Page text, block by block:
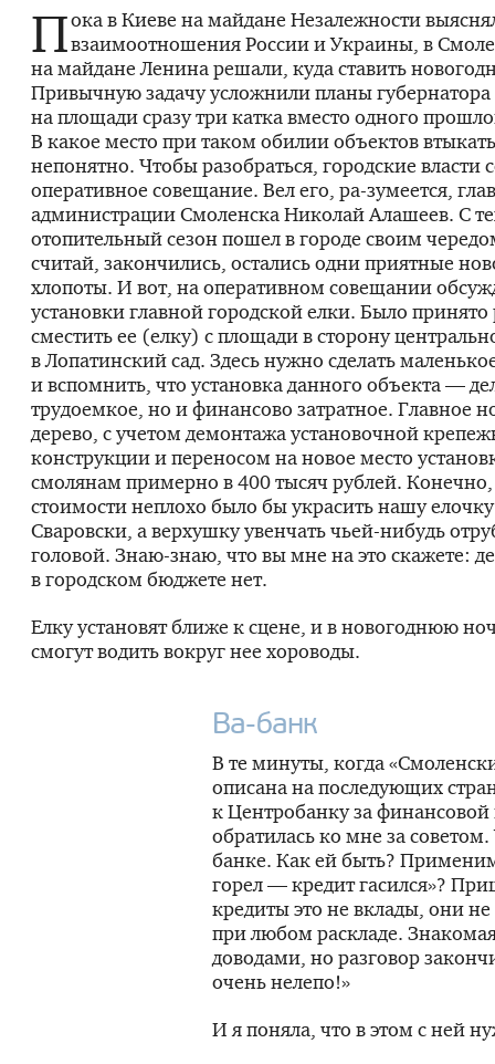
Пока в Киеве на майдане Незалежности
взаимоотношения России и Украины, в
на майдане Ленина решали, куда ставить
Привычную задачу усложнили планы губернатора
на площади сразу три катка вместо одного
В какое место при таком обилии объектов
непонятно. Чтобы разобраться, городские власти
оперативное совещание. Вел его, ра-зумеется ,
администрации Смоленска Николай Алашеев. С
отопительный сезон пошел в городе своим
считай, закончились, остались одни приятные
хлопоты. И вот, на оперативном совещании
установки главной городской елки. Было
сместить ее (елку) с площади в сторону
в Лопатинский сад. Здесь нужно сделать
и вспомнить, что установка данного объекта —
трудоемкое, но и финансово затратное. Главное
дерево, с учетом демонтажа установочной
конструкции и переносом на новое место
смолянам примерно в 400 тысяч рублей.
стоимости неплохо было бы украсить нашу
Сваровски, а верхушку увенчатьчьей-нибудь
головой. Знаю-знаю , что вы мне на это скажете:
в городском бюджете нет.
Елку установят ближе к сцене, и в новогоднюю
смогут водить вокруг нее хороводы.
Ва-банк
В те минуты, когда
описана на последующих
к Центробанку за
обратилась ко мне за
банке. Как ей быть?
горел — кредит гасился»?
кредиты это не вклады, они не
при любом раскладе.
доводами, но разговор
очень нелепо!»
И я поняла, что в этом с ней